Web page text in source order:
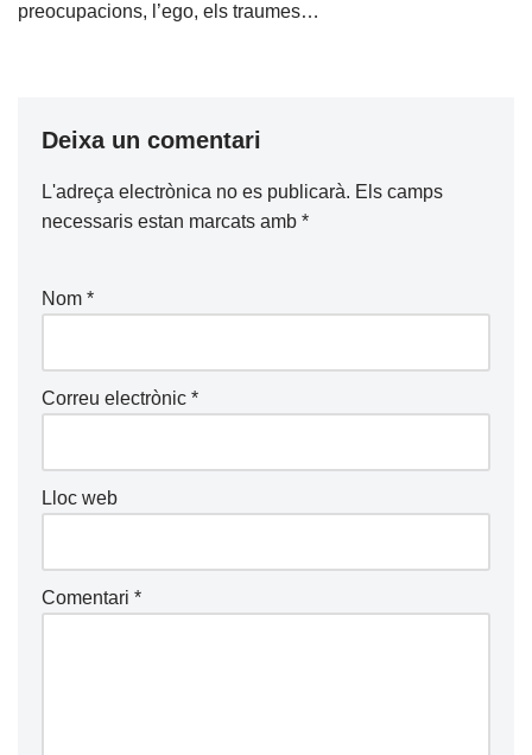
preocupacions, l’ego, els traumes…
Deixa un comentari
L'adreça electrònica no es publicarà. Els camps
necessaris estan marcats amb *
Nom *
Correu electrònic *
Lloc web
Comentari *